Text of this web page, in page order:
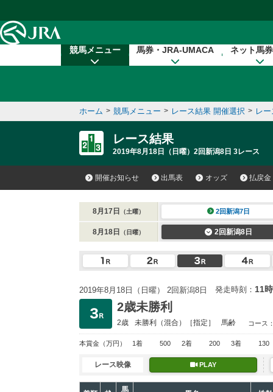
競馬メニュー 馬券・JRA-UMACA ネット馬
ホーム > 競馬メニュー > レース結果 開催選択 > レ
レース結果
2019年8月18日（日曜）2回新潟8日 3レース
開催お知らせ 出馬表 オッズ 払戻金
8月17日 （土曜） 2回新潟7日
8月18日 （日曜） 2回新潟8日
2019年8月18日（日曜） 2回新潟8日 発走時刻： 11
2歳未勝利
2歳 未勝利 （混合）［指定］ 馬齢 コース
本賞金 （万円） 1着 500 2着 200 3着 130
レース映像 PLAY
馬